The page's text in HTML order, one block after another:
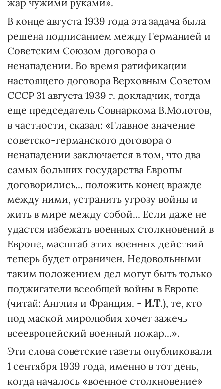
жар чужими руками».
В конце августа 1939 года эта задача была
решена подписанием между Германией и
Советским Союзом договора о
ненападении. Во время ратификации
настоящего договора Верховным Советом
СССР 31 августа 1939 г. докладчик, тогда
еще председатель Совнаркома В.Молотов,
в частности, сказал: «Главное значение
советско-германского договора о
ненападении заключается в том, что два
самых больших государства Европы
договорились... положить конец вражде
между ними, устранить угрозу войны и
жить в мире между собой... Если даже не
удастся избежать военных столкновений в
Европе, масштаб этих военных действий
теперь будет ограничен. Недовольными
таким положением дел могут быть только
поджигатели всеобщей войны в Европе
(читай: Англия и Франция. - И.Т.), те, кто
под маской миролюбия хочет зажечь
всеевропейский военный пожар...».
Эти слова советские газеты опубликовали
1 сентября 1939 года, именно в тот день,
когда началось «военное столкновение»